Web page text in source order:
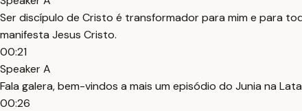
Ser discípulo de Cristo é transformador para mim e para
manifesta Jesus Cristo.
00:21
Speaker A
Fala galera, bem-vindos a mais um episódio do Junia na
00:26